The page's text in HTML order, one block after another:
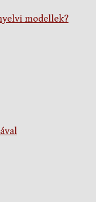
modellek?